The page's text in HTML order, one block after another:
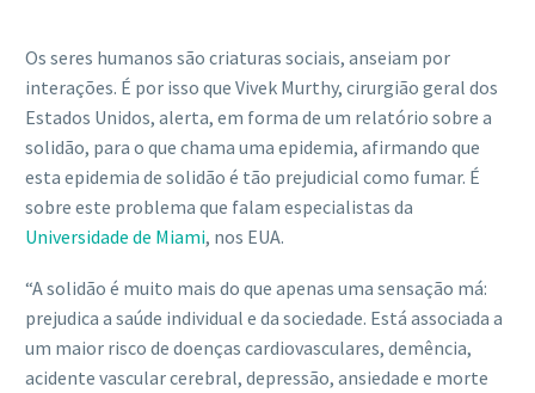
Os seres humanos são criaturas sociais, anseiam por
interações. É por isso que Vivek Murthy, cirurgião geral dos
Estados Unidos, alerta, em forma de um relatório sobre a
solidão, para o que chama uma epidemia, afirmando que
esta epidemia de solidão é tão prejudicial como fumar. É
sobre este problema que falam especialistas da
Universidade de Miami, nos EUA.
“A solidão é muito mais do que apenas uma sensação má:
prejudica a saúde individual e da sociedade. Está associada a
um maior risco de doenças cardiovasculares, demência,
acidente vascular cerebral, depressão, ansiedade e morte